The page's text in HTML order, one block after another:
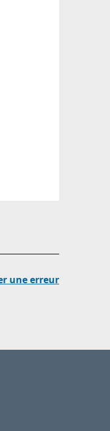
une erreur